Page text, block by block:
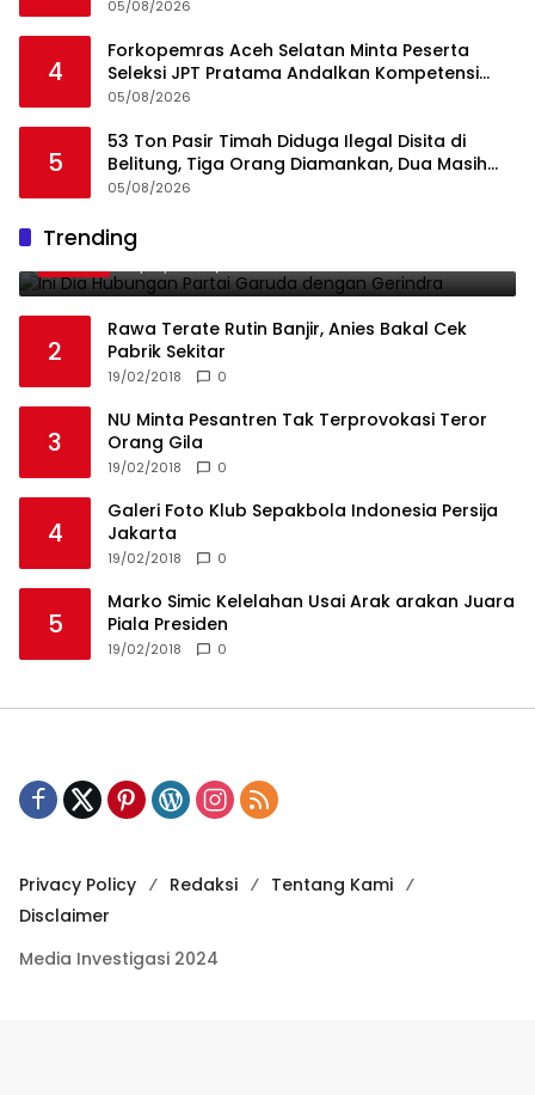
Kecamatan Tukka
05/08/2026
4
Forkopemras Aceh Selatan Minta Peserta
Seleksi JPT Pratama Andalkan Kompetensi
dan Integritas, Bukan Kedekatan
05/08/2026
5
53 Ton Pasir Timah Diduga Ilegal Disita di
Belitung, Tiga Orang Diamankan, Dua Masih
Diburu
05/08/2026
Trending
1
Gerindra
19/02/2018 0
2
Rawa Terate Rutin Banjir, Anies Bakal Cek
Pabrik Sekitar
19/02/2018 0
3
NU Minta Pesantren Tak Terprovokasi Teror
Orang Gila
19/02/2018 0
4
Galeri Foto Klub Sepakbola Indonesia Persija
Jakarta
19/02/2018 0
5
Marko Simic Kelelahan Usai Arak arakan Juara
Piala Presiden
19/02/2018 0
Privacy Policy Redaksi
Tentang Kami
Disclaimer
Media Investigasi 2024